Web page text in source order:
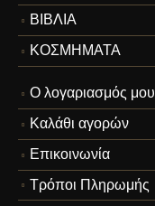
ΒΙΒΛΙΑ
ΚΟΣΜΗΜΑΤΑ
Ο λογαριασμός μου
Καλάθι αγορών
Επικοινωνία
Τρόποι Πληρωμής